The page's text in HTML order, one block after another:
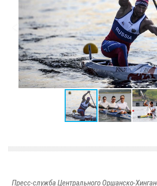
Пресс-служба Центрального Оршанско-